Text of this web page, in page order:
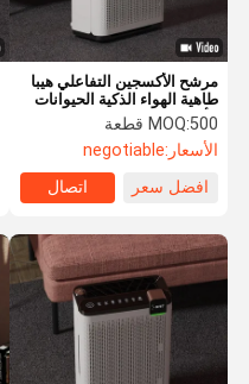
مرشح الأكسجين التفاعلي هيبا
طاهية الهواء الذكية الحيوانات
الأليفة إنزيم بيولوجي إزالة
الروائح
MOQ:500 قطعة
الأسعار:negotiable
افضل سعر
اتصال